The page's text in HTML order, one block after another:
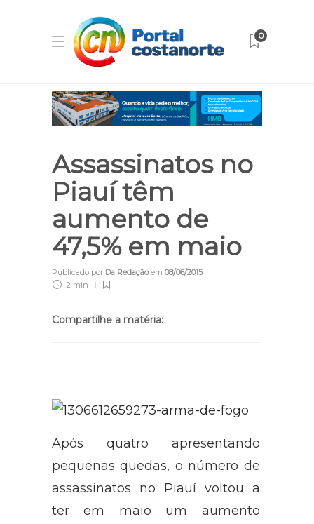
0
Assassinatos no
Piauí têm
aumento de
47,5% em maio
Publicado por Da Redaçãoem 08/06/2015
2 min
Compartilhe a matéria:
Após quatro apresentando
pequenas quedas, o número de
assassinatos no Piauí voltou a
ter em maio um aumento